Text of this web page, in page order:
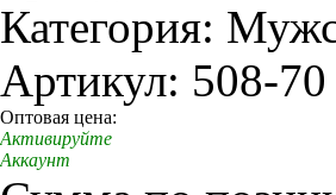
Категория:
Артикул: 508-70
Оптовая цена:
Активируйте
Аккаунт